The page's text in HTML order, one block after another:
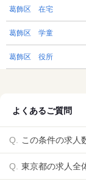
葛飾区 在宅
葛飾区 学童
葛飾区 役所
よくあるご質問
この条件の求人
東京都の求人全